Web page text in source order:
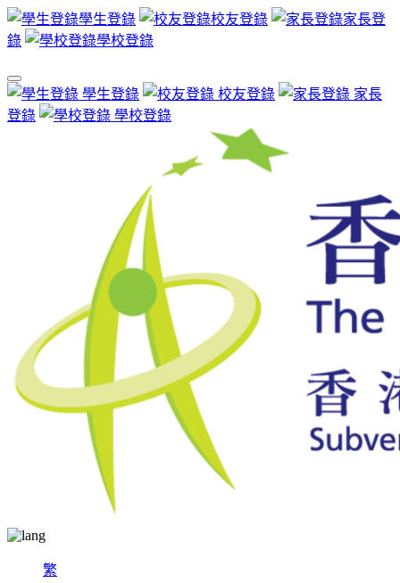
學生登錄 校友登錄
家長登
錄
學校登錄
學生登錄 校友登錄
家長
登錄
學校登錄
繁